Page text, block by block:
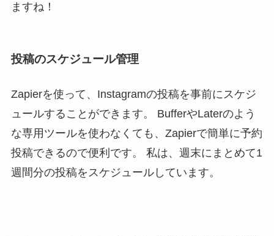
ますね！
投稿のスケジュール管理
Zapierを使って、Instagramの投稿を事前にスケジ
ュールすることができます。 BufferやLaterのよう
な専用ツールを使わなくても、Zapierで簡単に予約
投稿できるので便利です。 私は、週末にまとめて1
週間分の投稿をスケジュールしています。